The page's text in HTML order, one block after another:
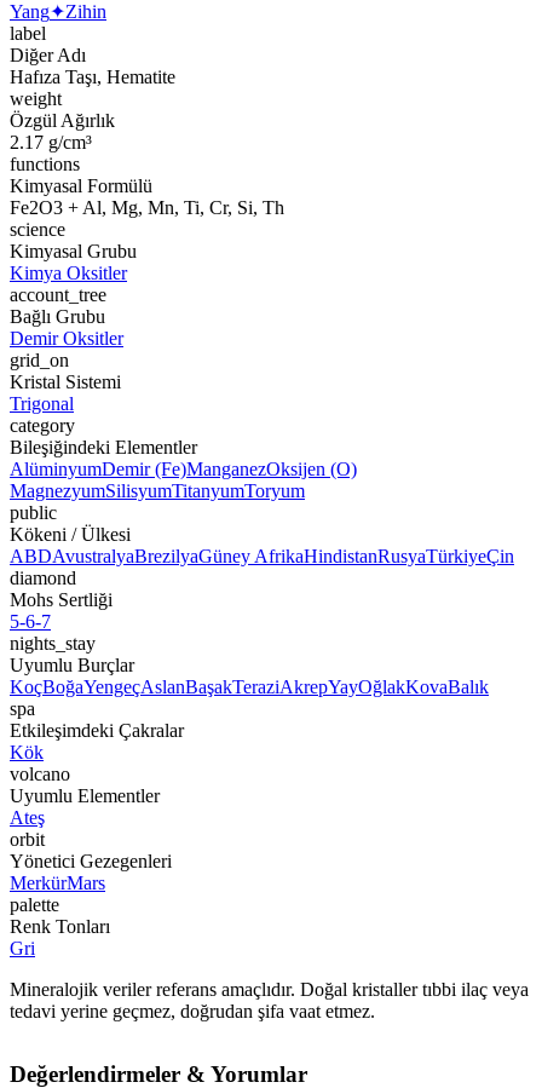
Yang✦Zihin
label
Diğer Adı
Hafıza Taşı, Hematite
weight
Özgül Ağırlık
2.17 g/cm³
functions
Kimyasal Formülü
Fe2O3 + Al, Mg, Mn, Ti, Cr, Si, Th
science
Kimyasal Grubu
Kimya Oksitler
account_tree
Bağlı Grubu
Demir Oksitler
grid_on
Kristal Sistemi
Trigonal
category
Bileşiğindeki Elementler
AlüminyumDemir (Fe)ManganezOksijen (O)
MagnezyumSilisyumTitanyumToryum
public
Kökeni / Ülkesi
ABDAvustralyaBrezilyaGüney AfrikaHindistanRusyaTürkiyeÇin
diamond
Mohs Sertliği
5-6-7
nights_stay
Uyumlu Burçlar
KoçBoğaYengeçAslanBaşakTeraziAkrepYayOğlakKovaBalık
spa
Etkileşimdeki Çakralar
Kök
volcano
Uyumlu Elementler
Ateş
orbit
Yönetici Gezegenleri
MerkürMars
palette
Renk Tonları
Gri
Mineralojik veriler referans amaçlıdır. Doğal kristaller tıbbi ilaç veya
tedavi yerine geçmez, doğrudan şifa vaat etmez.
Değerlendirmeler & Yorumlar